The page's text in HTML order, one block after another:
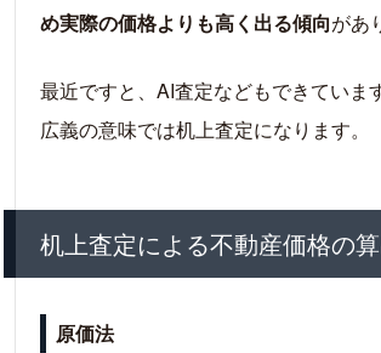
め実際の価格よりも高く出る傾向があ
最近ですと、AI査定などもできていま
広義の意味では机上査定になります。
机上査定による不動産価格の
原価法